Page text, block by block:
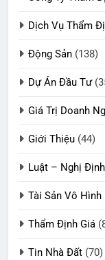
Dịch Vụ Thẩm
Động Sản (138)
Dự Án Đầu Tư
Giá Trị Doanh
Giới Thiệu (44)
Luật – Nghị Định
Tài Sản Vô Hình
Thẩm Định Giá
Tin Nhà Đất (70)